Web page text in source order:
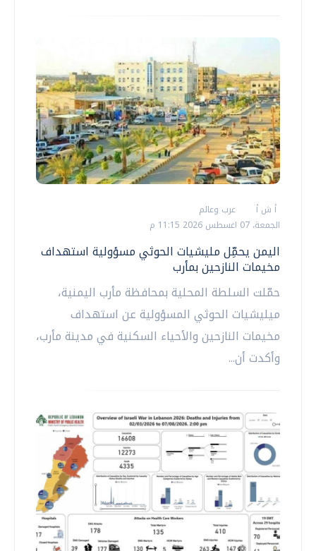
أ ش أ
عرب وعالم
الجمعة، 07 اغسطس 2026 11:15 م
اليمن يحمِّل مليشيات الحوثي مسؤولية استهداف
مخيمات النازحين بمأرب
حمّلت السلطة المحلية بمحافظة مأرب اليمنية،
ميليشيات الحوثي المسؤولية عن استهداف
مخيمات النازحين والأحياء السكنية في مدينة مأرب،
وأكدت أن...